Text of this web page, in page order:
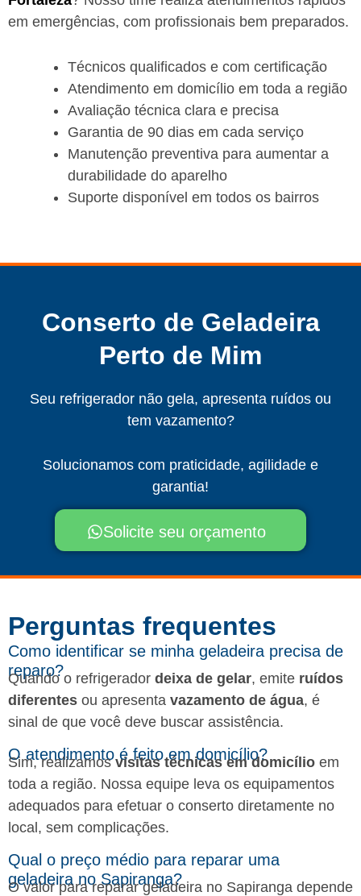
em emergências, com profissionais bem preparados.
Técnicos qualificados e com certificação
Atendimento em domicílio em toda a região
Avaliação técnica clara e precisa
Garantia de 90 dias em cada serviço
Manutenção preventiva para aumentar a
durabilidade do aparelho
Suporte disponível em todos os bairros
Conserto de Geladeira
Perto de Mim
Seu refrigerador não gela, apresenta ruídos ou
tem vazamento?
Solucionamos com praticidade, agilidade e
garantia!
Solicite seu orçamento
Perguntas frequentes​
Como identificar se minha geladeira precisa de
reparo?
Quando o refrigerador deixa de gelar, emite ruídos
diferentes ou apresenta vazamento de água, é
sinal de que você deve buscar assistência.
O atendimento é feito em domicílio?
Sim, realizamosvisitas técnicas em domicílio em
toda a região. Nossa equipe leva os equipamentos
adequados para efetuar o conserto diretamente no
local, sem complicações.
Qual o preço médio para reparar uma
geladeira no Sapiranga?
O valor para reparar geladeira no Sapiranga depende